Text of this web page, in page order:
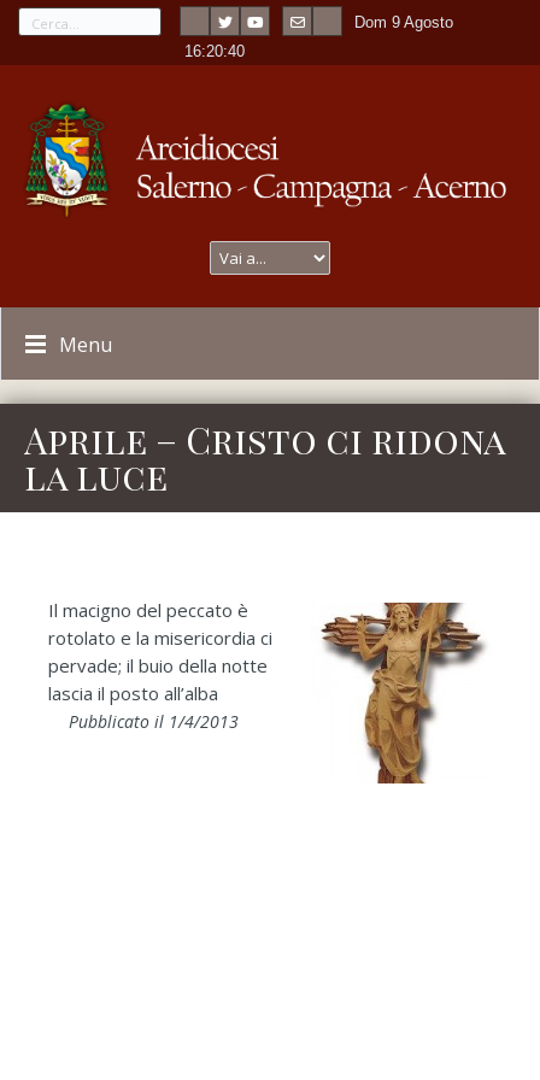
Dom 9 Agosto
16:20:40
Menu
Aprile – Cristo ci ridona
la luce
Il macigno del peccato è
rotolato e la misericordia ci
pervade; il buio della notte
lascia il posto all’alba
Pubblicato il 1/4/2013